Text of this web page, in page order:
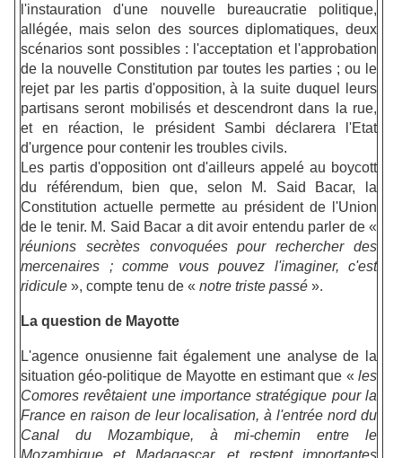
l'instauration d'une nouvelle bureaucratie politique,
allégée, mais selon des sources diplomatiques, deux
scénarios sont possibles : l'acceptation et l'approbation
de la nouvelle Constitution par toutes les parties ; ou le
rejet par les partis d'opposition, à la suite duquel leurs
partisans seront mobilisés et descendront dans la rue,
et en réaction, le président Sambi déclarera l'Etat
d'urgence pour contenir les troubles civils.
Les partis d'opposition ont d'ailleurs appelé au boycott
du référendum, bien que, selon M. Said Bacar, la
Constitution actuelle permette au président de l'Union
de le tenir. M. Said Bacar a dit avoir entendu parler de «
réunions secrètes convoquées pour rechercher des
mercenaires ; comme vous pouvez l'imaginer, c'est
ridicule », compte tenu de « notre triste passé ».
La question de Mayotte
L'agence onusienne fait également une analyse de la
situation géo-politique de Mayotte en estimant que « les
Comores revêtaient une importance stratégique pour la
France en raison de leur localisation, à l'entrée nord du
Canal du Mozambique, à mi-chemin entre le
Mozambique et Madagascar, et restent importantes